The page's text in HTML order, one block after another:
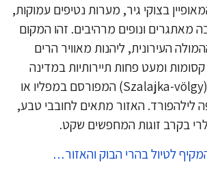
בצוקי גיר, מערות נטיפים עמוקות,
ונופים מרהיבים. זהו המקום
העירונית, ליהנות מאוויר הרים
ומעט פחות תיירותיות במדינה
כמו עמק שלאייקה (Szalajka-völgy) המפורסם במפליו או
האזור מתאים לחובבי טבע,
בקרב זוגות המחפשים שקט.
לטיול בהרי הבוק והאזור…